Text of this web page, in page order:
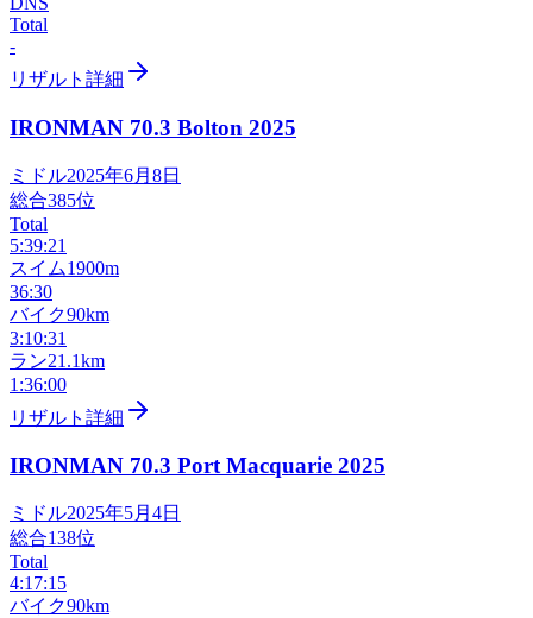
Total
-
リザルト詳細
IRONMAN 70.3 Bolton 2025
ミドル2025年6月8日
総合385位
Total
5:39:21
スイム1900m
36:30
バイク90km
3:10:31
ラン21.1km
1:36:00
リザルト詳細
IRONMAN 70.3 Port Macquarie 2025
ミドル2025年5月4日
総合138位
Total
4:17:15
バイク90km